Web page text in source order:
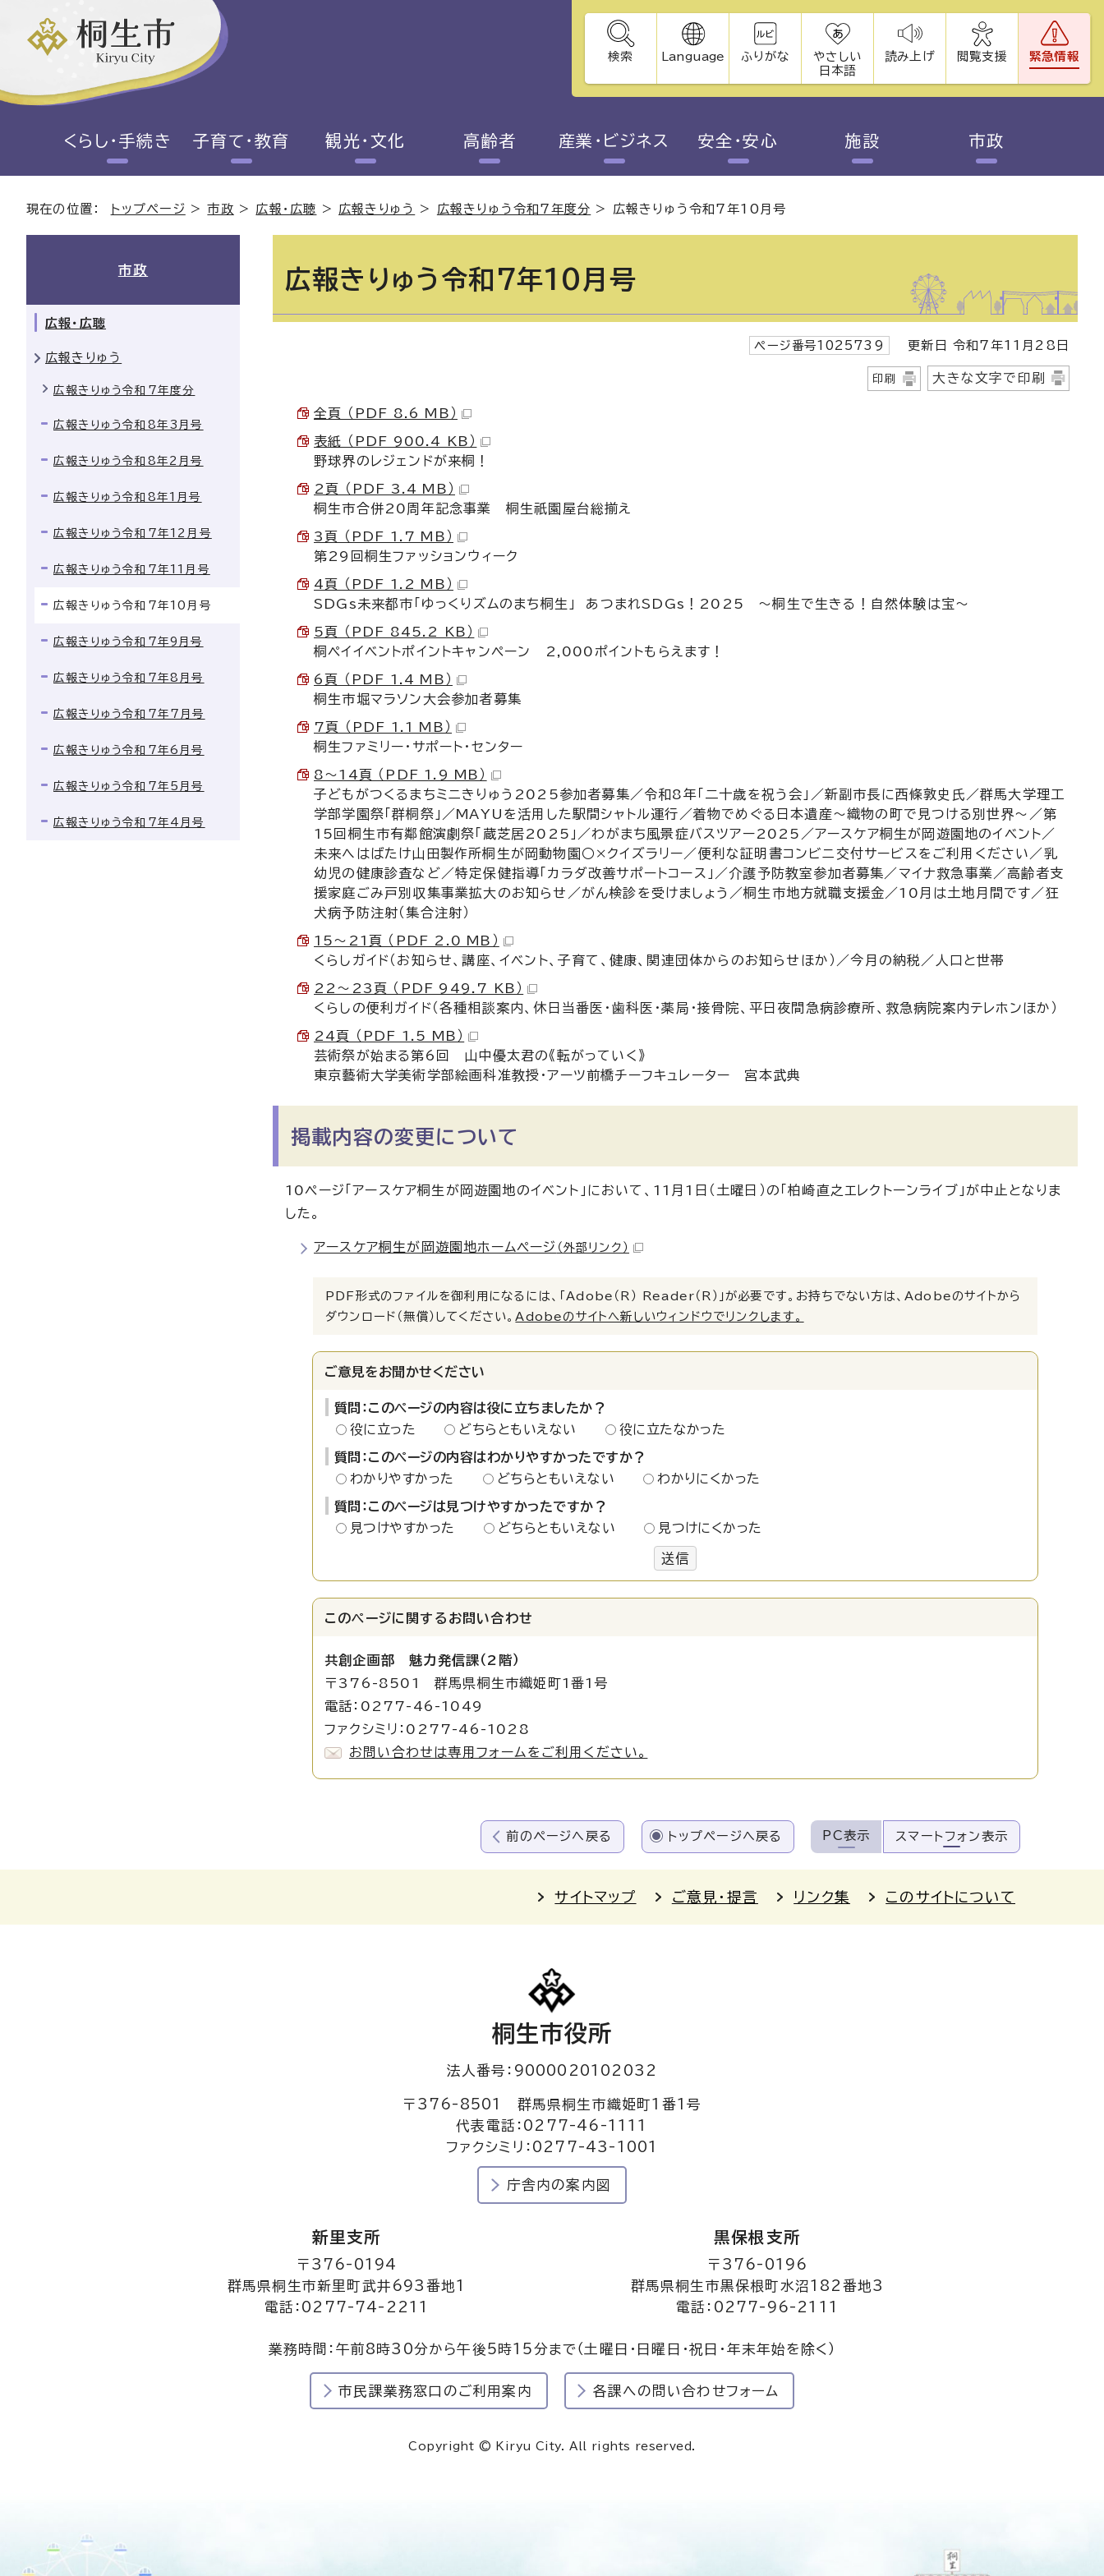
検索 Language ふりがな
やさしい
日本語
読み上げ 閲覧支援 緊急情報
くらし・手続き 子育て・教育 観光・文化 高齢者 産業・ビジネス 安全・安心 施設 市政
現在の位置： トップページ >市政 > 広報・広聴 > 広報きりゅう > 広報きりゅう令和7年度分 > 広報きりゅう令和7年10月号
広報きりゅう令和7年10月号
ページ番号1025739 更新日 令和7年11月28日
印刷 大きな文字で印刷
全頁 （PDF 8.6 MB）
表紙 （PDF 900.4 KB）
野球界のレジェンドが来桐！
2頁 （PDF 3.4 MB）
桐生市合併20周年記念事業 桐生祇園屋台総揃え
3頁 （PDF 1.7 MB）
第29回桐生ファッションウィーク
4頁 （PDF 1.2 MB）
SDGs未来都市「ゆっくりズムのまち桐生」 あつまれSDGs！2025 ～桐生で生きる！自然体験は宝～
5頁 （PDF 845.2 KB）
桐ペイイベントポイントキャンペーン 2,000ポイントもらえます！
6頁 （PDF 1.4 MB）
桐生市堀マラソン大会参加者募集
7頁 （PDF 1.1 MB）
桐生ファミリー・サポート・センター
8〜14頁 （PDF 1.9 MB）
子どもがつくるまちミニきりゅう2025参加者募集／令和8年「二十歳を祝う会」／新副市長に西條敦史氏／群馬大学理工
学部学園祭「群桐祭」／MAYUを活用した駅間シャトル運行／着物でめぐる日本遺産～織物の町で見つける別世界～／第
15回桐生市有鄰館演劇祭「蔵芝居2025」／わがまち風景症バスツアー2025／アースケア桐生が岡遊園地のイベント／
未来へはばたけ山田製作所桐生が岡動物園○×クイズラリー／便利な証明書コンビニ交付サービスをご利用ください／乳
幼児の健康診査など／特定保健指導「カラダ改善サポートコース」／介護予防教室参加者募集／マイナ救急事業／高齢者支
援家庭ごみ戸別収集事業拡大のお知らせ／がん検診を受けましょう／桐生市地方就職支援金／10月は土地月間です／狂
犬病予防注射（集合注射）
15〜21頁 （PDF 2.0 MB）
くらしガイド（お知らせ、講座、イベント、子育て、健康、関連団体からのお知らせほか）／今月の納税／人口と世帯
22〜23頁 （PDF 949.7 KB）
くらしの便利ガイド（各種相談案内、休日当番医・歯科医・薬局・接骨院、平日夜間急病診療所、救急病院案内テレホンほか）
24頁 （PDF 1.5 MB）
芸術祭が始まる第6回 山中優太君の《転がっていく》
東京藝術大学美術学部絵画科准教授・アーツ前橋チーフキュレーター 宮本武典
掲載内容の変更について
10ページ「アースケア桐生が岡遊園地のイベント」において、11月1日（土曜日）の「柏崎直之エレクトーンライブ」が中止となりま
した。
アースケア桐生が岡遊園地ホームページ （外部リンク）
PDF形式のファイルを御利用になるには、「Adobe（R） Reader（R）」が必要です。お持ちでない方は、Adobeのサイトから
ダウンロード（無償）してください。 Adobeのサイトへ新しいウィンドウでリンクします。
ご意見をお聞かせください
質問：このページの内容は役に立ちましたか？
役に立った
どちらともいえない 役に立たなかった
質問：このページの内容はわかりやすかったですか？
わかりやすかった
どちらともいえない わかりにくかった
質問：このページは見つけやすかったですか？
見つけやすかった
どちらともいえない 見つけにくかった
送信
このページに関する お問い合わせ
共創企画部 魅力発信課（2階）
〒376-8501 群馬県桐生市織姫町1番1号
電話：0277-46-1049
ファクシミリ：0277-46-1028
お問い合わせは専用フォームをご利用ください。
市政
広報・広聴
広報きりゅう
広報きりゅう令和7年度分
広報きりゅう令和8年3月号
広報きりゅう令和8年2月号
広報きりゅう令和8年1月号
広報きりゅう令和7年12月号
広報きりゅう令和7年11月号
広報きりゅう令和7年10月号
広報きりゅう令和7年9月号
広報きりゅう令和7年8月号
広報きりゅう令和7年7月号
広報きりゅう令和7年6月号
広報きりゅう令和7年5月号
広報きりゅう令和7年4月号
前のページへ戻る トップページへ戻る PC表示 スマートフォン表示
サイトマップ ご意見・提言 リンク集 このサイトについて
桐生市役所
法人番号：9000020102032
〒376-8501 群馬県桐生市織姫町1番1号
代表電話：0277-46-1111
ファクシミリ：0277-43-1001
庁舎内の案内図
新里支所
〒376-0194
群馬県桐生市新里町武井693番地1
電話：0277-74-2211
黒保根支所
〒376-0196
群馬県桐生市黒保根町水沼182番地3
電話：0277-96-2111
業務時間：午前8時30分から午後5時15分まで（土曜日・日曜日・祝日・年末年始を除く）
市民課業務窓口のご利用案内 各課への問い合わせフォーム
Copyright © Kiryu City. All rights reserved.